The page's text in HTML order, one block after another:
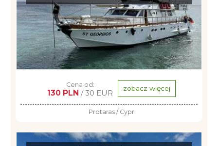
Cena od:
130 PLN / 30 EUR zobacz więcej
Protaras / Cypr